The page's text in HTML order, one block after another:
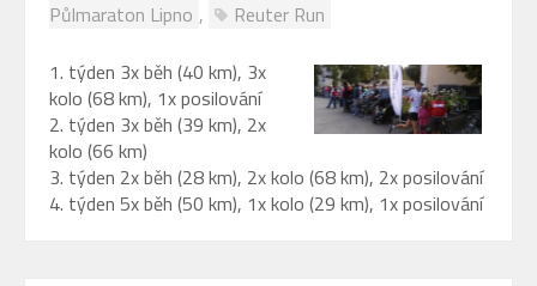
Půlmaraton Lipno ,
Reuter Run
1. týden 3x běh (40 km), 3x
kolo (68 km), 1x posilování
2. týden 3x běh (39 km), 2x
kolo (66 km)
3. týden 2x běh (28 km), 2x kolo (68 km), 2x posilování
4. týden 5x běh (50 km), 1x kolo (29 km), 1x posilování